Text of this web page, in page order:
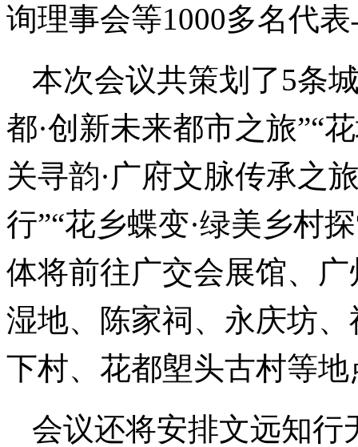
询理事会等1000多名代
本次会议共策划了5条
都·创新未来都市之旅”“
关寻韵·广府文脉传承之
行”“花乡蝶变·绿美乡村
体将前往广交会展馆、
湿地、陈家祠、永庆坊
下村、花都塱头古村等
会议还将安排文远知行